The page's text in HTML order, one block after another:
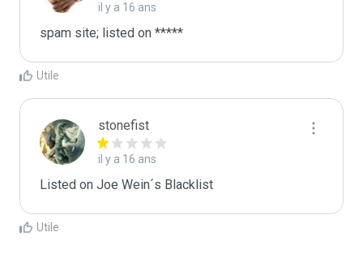
il y a 16 ans
spam site; listed on *****
Utile
stonefist
il y a 16 ans
Listed on Joe Wein´s Blacklist
Utile